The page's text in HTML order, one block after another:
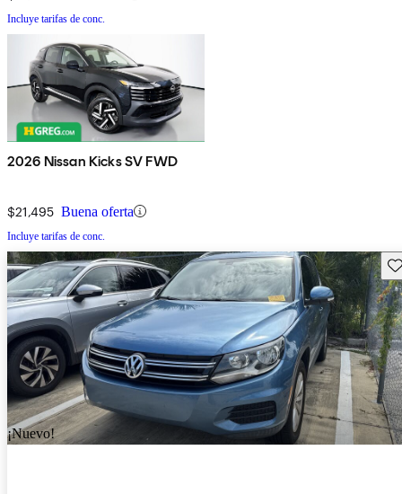
Incluye tarifas de conc.
2026 Nissan Kicks SV FWD
$21,495 Buena oferta
Incluye tarifas de conc.
¡Nuevo!